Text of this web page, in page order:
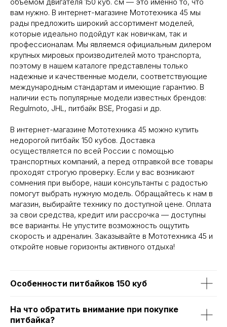
объемом двигателя 150 куб. см — это именно то, что
вам нужно. В интернет-магазине Мототехника 45 мы
рады предложить широкий ассортимент моделей,
которые идеально подойдут как новичкам, так и
профессионалам. Мы являемся официальным дилером
крупных мировых производителей мото транспорта,
поэтому в нашем каталоге представлены только
надежные и качественные модели, соответствующие
международным стандартам и имеющие гарантию. В
наличии есть популярные модели известных брендов:
Regulmoto, JHL, питбайк BSE, Progasi и др.
В интернет-магазине Мототехника 45 можно купить
недорогой питбайк 150 кубов. Доставка
осуществляется по всей России с помощью
транспортных компаний, а перед отправкой все товары
проходят строгую проверку. Если у вас возникают
сомнения при выборе, наши консультанты с радостью
помогут выбрать нужную модель. Обращайтесь к нам в
магазин, выбирайте технику по доступной цене. Оплата
за свои средства, кредит или рассрочка — доступны
все варианты. Не упустите возможность ощутить
скорость и адреналин. Заказывайте в Мототехника 45 и
откройте новые горизонты активного отдыха!
Особенности питбайков 150 куб
На что обратить внимание при покупке
питбайка?
ИП Каканова Анна Константиновна
ИНН 450164920881
ОГРНИП 325450000003279
2026, МотоТехника45 Создание сайта
Вся представленная информация носит
информационный характер и ни при каких условиях не
является публичной офертой, определяемой
положениями Статьи 437 (2) ГК РФ.